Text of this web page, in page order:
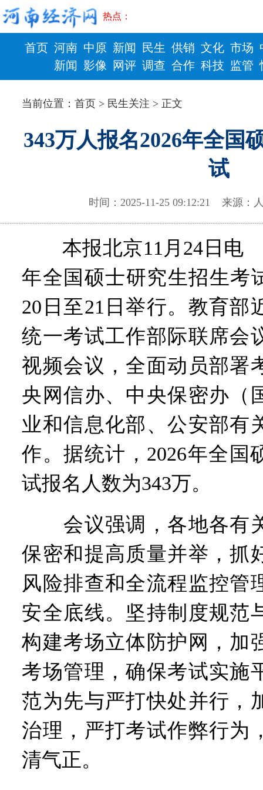
热点：
首页 河南
新闻
中原
影像
新闻
网评
民生
调查
供销
合作
文化
科技
市场
监管
财政 健康
当前位置：首页 > 民生关注 > 正文
343万人报名2026年全国
试
时间：2025-11-25 09:12:21 来源
本报北京11月24日电
年全国硕士研究生招生考
20日至21日举行。教育部
统一考试工作部际联席会
视频会议，全面动员部署
央网信办、中央保密办（
业和信息化部、公安部有
作。据统计，2026年全国
试报名人数为343万。
会议强调，各地各有
保密和提高质量并举，抓
风险排查和全流程监控管
安全底线。坚持制度规范
构建考场立体防护网，加
考场管理，确保考试实施
范为先与严打快处并行，
治理，严打考试作弊行为
清气正。